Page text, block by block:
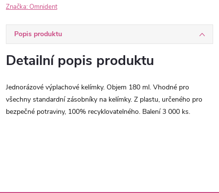
Značka: Omnident
Popis produktu
Detailní popis produktu
Jednorázové výplachové kelímky. Objem 180 ml. Vhodné pro
všechny standardní zásobníky na kelímky. Z plastu, určeného pro
bezpečné potraviny, 100% recyklovatelného. Balení 3 000 ks.